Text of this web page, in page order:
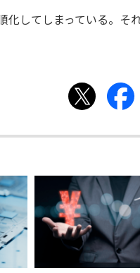
化してしまっている。そ